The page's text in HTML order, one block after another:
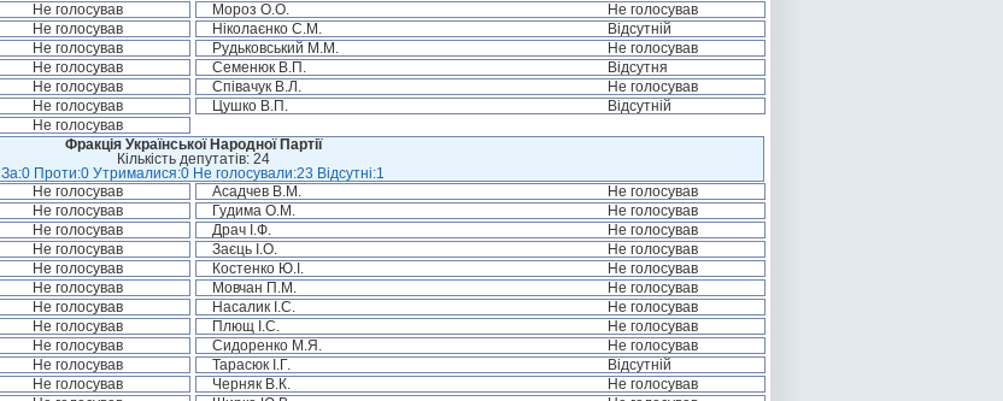
Не голосував Мороз О.О.
Не голосував
Не голосував Ніколаєнко С.М.
Відсутній
Не голосував Рудьковський М.М.
Не голосував
Не голосував Семенюк В.П.
Відсутня
Не голосував Співачук В.Л.
Не голосував
Не голосував Цушко В.П.
Відсутній
Не голосував
Фракція Української Народної Партії
Кількість депутатів: 24
За:0 Проти:0 Утрималися:0 Не голосували:23 Відсутні:1
Не голосував Асадчев В.М.
Не голосував
Не голосував Гудима О.М.
Не голосував
Не голосував Драч І.Ф.
Не голосував
Не голосував Заєць І.О.
Не голосував
Не голосував Костенко Ю.І.
Не голосував
Не голосував Мовчан П.М.
Не голосував
Не голосував Насалик І.С.
Не голосував
Не голосував Плющ І.С.
Не голосував
Не голосував Сидоренко М.Я.
Не голосував
Не голосував Тарасюк І.Г.
Відсутній
Не голосував Черняк В.К.
Не голосував